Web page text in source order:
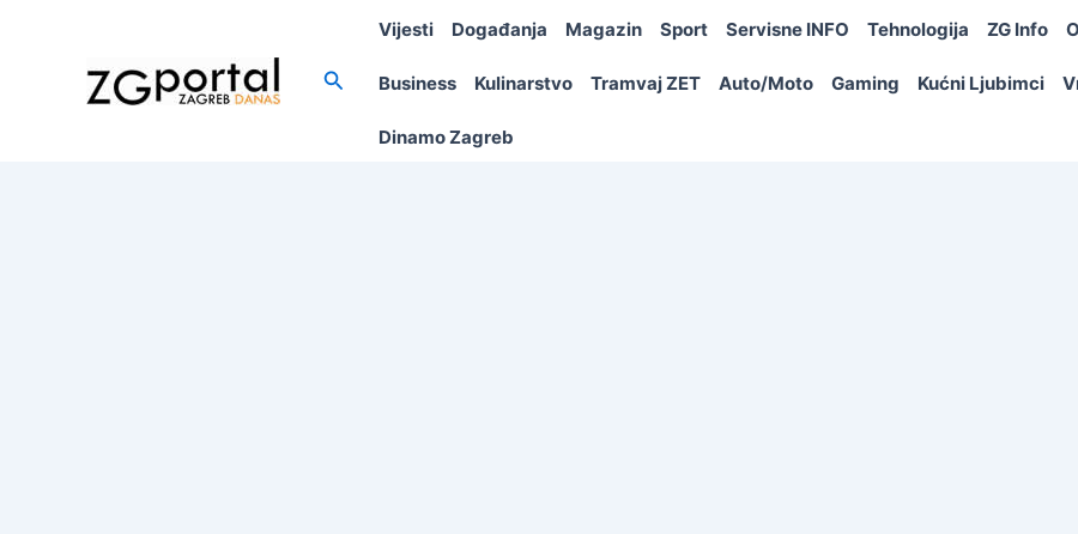
Search
Vijesti Događanja Magazin Sport Servisne INFO Tehnologija ZG Info
Business Kulinarstvo Tramvaj ZET Auto/Moto Gaming Kućni Ljubimci
Dinamo Zagreb